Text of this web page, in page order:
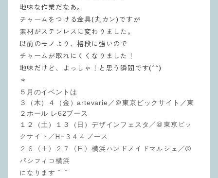
地味な作業だなあ。
チャームをつける金具(丸カン)ですが
素材がステンレスに変わりました。
以前のモノより、格段に強いので
チャームが取れにくくなりました！
地味だけど、よっしゃ！と思う瞬間です(^^)
＊
５月のイベントは
３（木）４（金）artevarie／＠東京ビックサイト／東
２ホール レ62ブース
１２（土）１３（日）デザインフェスタ／＠東京ビッ
クサイト／H−３４４ブース
２６（土）２７（日）横浜ハンドメイドマルシェ／＠
パシフィコ横浜
になります＾＾